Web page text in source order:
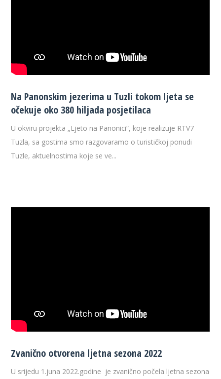
Na Panonskim jezerima u Tuzli tokom ljeta se
očekuje oko 380 hiljada posjetilaca
U okviru projekta „Ljeto na Panonici“, koje realizuje RTV7
Tuzla, sa gostima smo razgovaramo o turističkoj ponudi
Tuzle, aktuelnostima koje se ve...
Zvanično otvorena ljetna sezona 2022
U srijedu 1.juna 2022.godine je zvanično počela ljetna sezona